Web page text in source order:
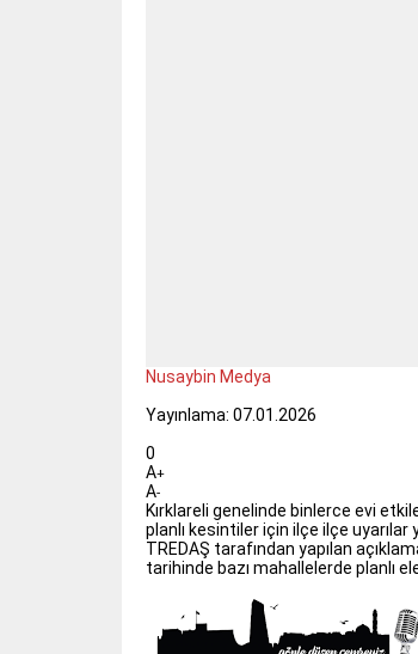
Nusaybin Medya
Yayınlama: 07.01.2026
0
A+
A-
Kırklareli genelinde binlerce evi
planlı kesintiler için ilçe ilçe uyarılar
TREDAŞ tarafından yapılan
tarihinde bazı mahallelerde planlı